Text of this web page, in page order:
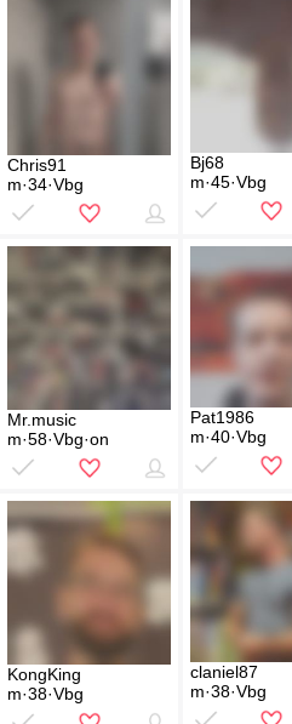
Chris91
m·34·Vbg
Bj68
m·45·Vbg
Mr.music
m·58·Vbg·on
Pat1986
m·40·Vbg
KongKing
m·38·Vbg
claniel87
m·38·Vbg